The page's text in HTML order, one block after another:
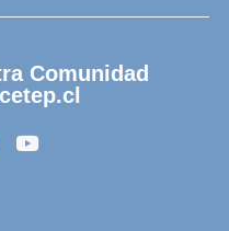
Comunidad